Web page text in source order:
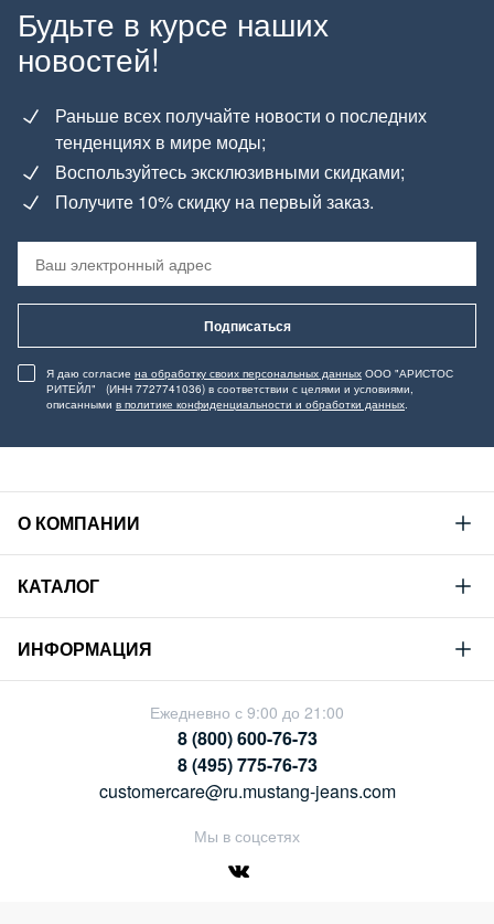
Будьте в курсе наших
новостей!
Раньше всех получайте новости о последних
тенденциях в мире моды;
Воспользуйтесь эксклюзивными скидками;
Получите 10% скидку на первый заказ.
Подписаться
Я даю согласие на обработку своих персональных данных ООО "АРИСТОС
РИТЕЙЛ" (ИНН 7727741036) в соответствии с целями и условиями,
описанными в политике конфиденциальности и обработки данных.
О КОМПАНИИ
Mustang
Философия
Устойчивое развитие
Сотрудничество
КАТАЛОГ
Новая коллекция
Гид по мужскому дениму
Гид по женскому дениму
ИНФОРМАЦИЯ
Условия продажи
Политика конфиденциальности
Ежедневно с 9:00 до 21:00
8 (800) 600-76-73
8 (495) 775-76-73
customercare@ru.mustang-jeans.com
Мы в соцсетях